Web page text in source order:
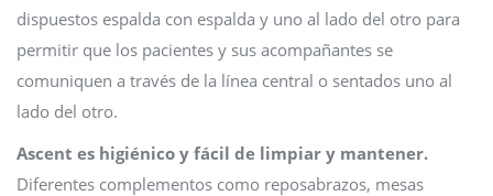
dispuestos espalda con espalda y uno al lado del otro para
permitir que los pacientes y sus acompañantes se
comuniquen a través de la línea central o sentados uno al
lado del otro.
Ascent es higiénico y fácil de limpiar y mantener.
Diferentes complementos como reposabrazos, mesas